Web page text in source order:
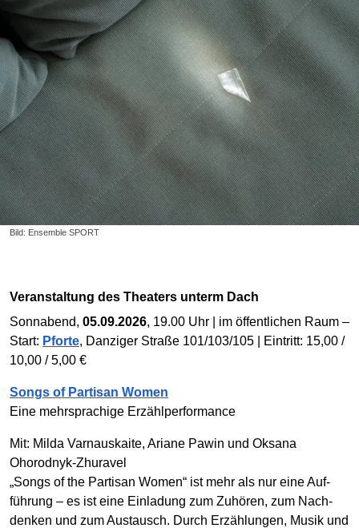
Bild: Ensemble SPORT
Veranstaltung des Theaters unterm Dach
Sonnabend, 05.09.2026, 19.00 Uhr | im öffentlichen Raum –
Start: Pforte, Danziger Straße 101/103/105 | Eintritt: 15,00 /
10,00 / 5,00 €
Songs of Partisan Women
Eine mehrsprachige Erzählperformance
Mit: Milda Varnauskaite, Ariane Pawin und Oksana
Ohorodnyk-Zhuravel
„Songs of the Partisan Women“ ist mehr als nur eine Auf­
führung – es ist eine Ein­ladung zum Zuhören, zum Nach­
denken und zum Austausch. Durch Erzählungen, Musik und